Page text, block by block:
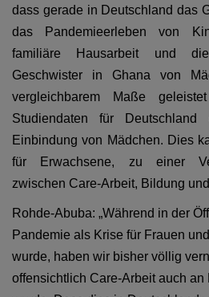
dass gerade in Deutschland das
das Pandemieerleben von
familiäre Hausarbeit und
Geschwister in Ghana von
vergleichbarem Maße
Studiendaten für
Einbindung von Mädchen. Dies
für Erwachsene, zu einer
zwischen Care-Arbeit, Bildung
Rohde-Abuba: „Während in der
Pandemie als Krise für Frauen
wurde, haben wir bisher völlig
offensichtlich Care-Arbeit auch